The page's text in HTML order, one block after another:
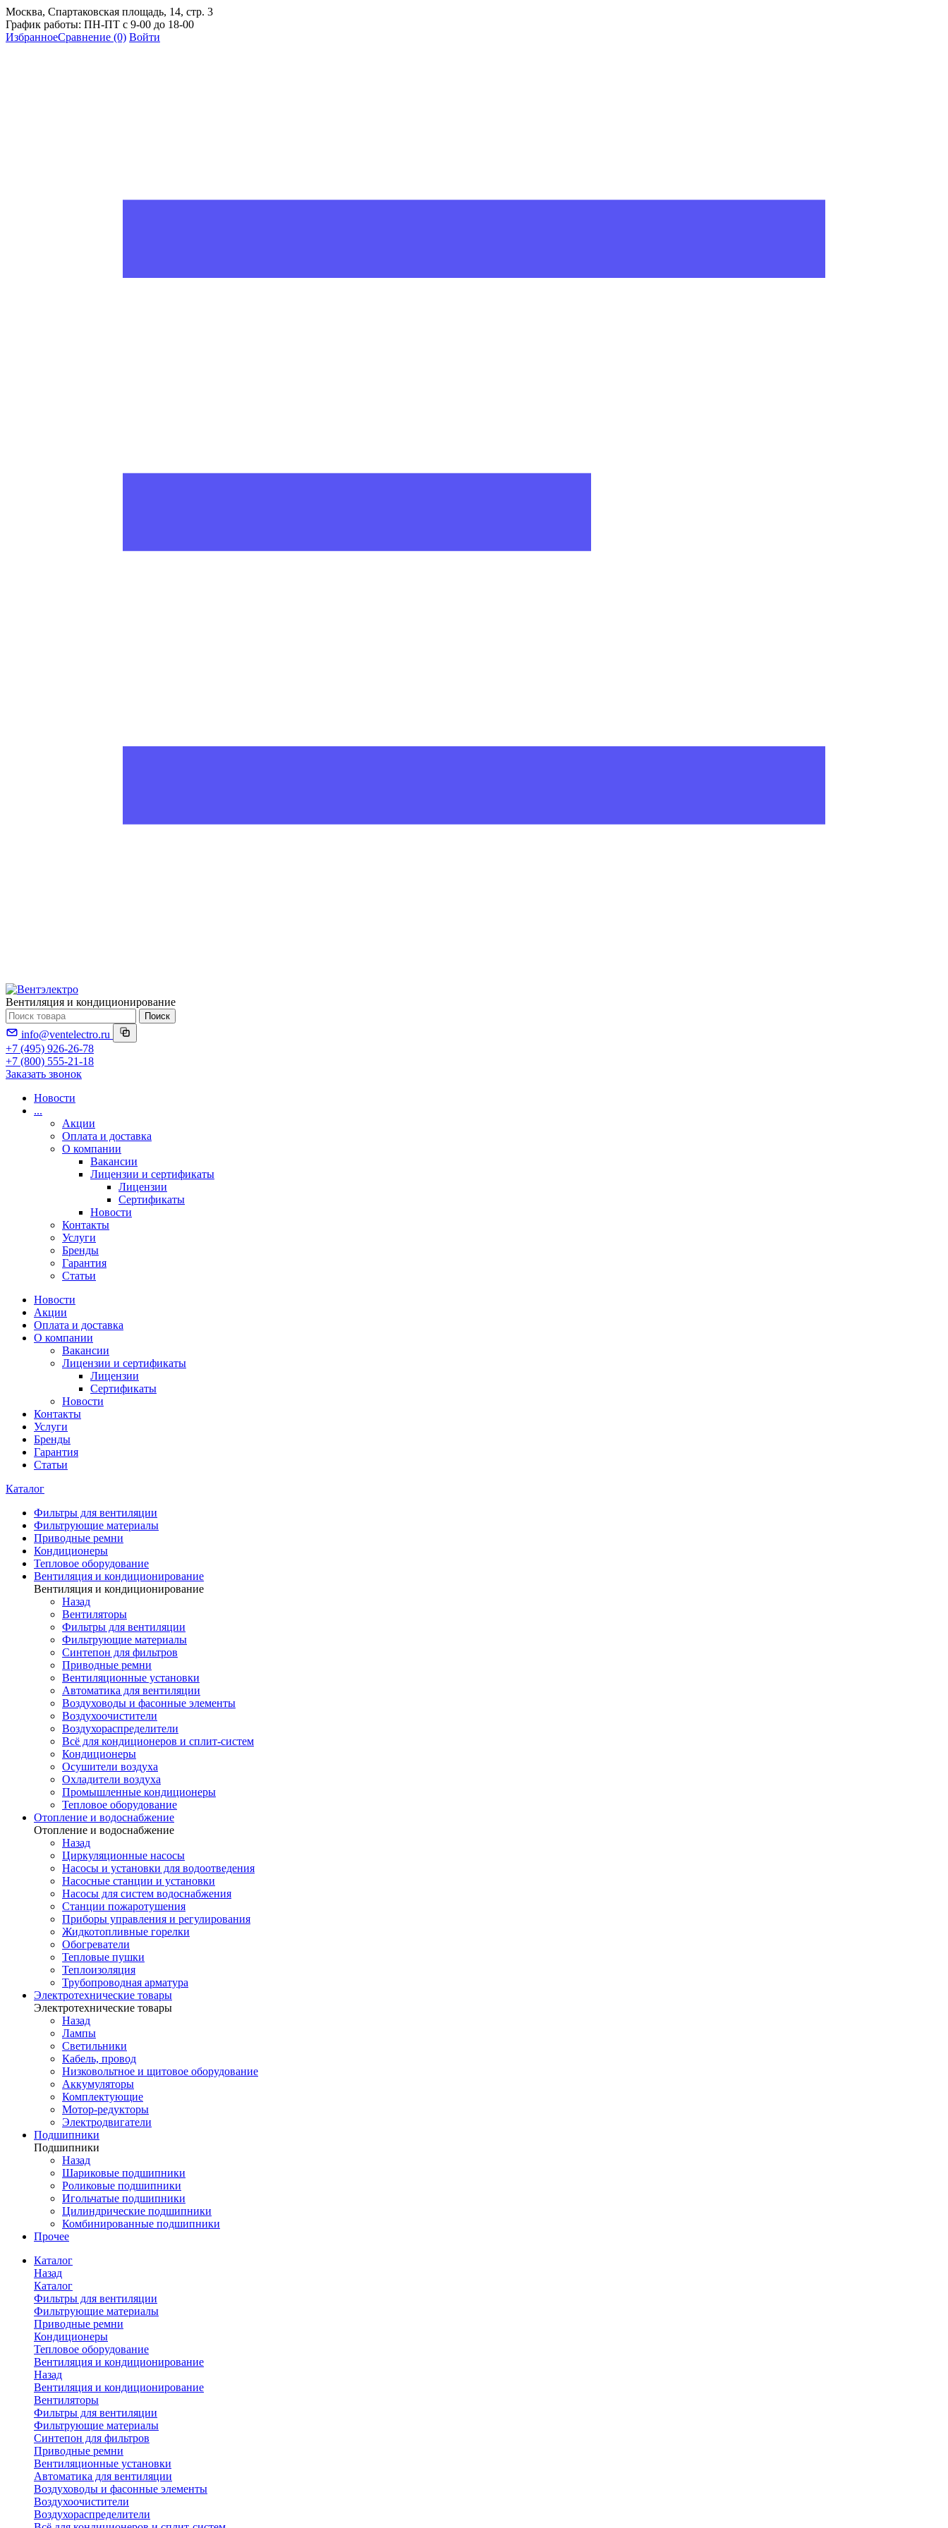
Москва, Спартаковская площадь, 14, стр. 3
График работы: ПН-ПТ с 9-00 до 18-00
ИзбранноеСравнение (0) Войти
Вентиляция и кондиционирование
Поиск
info@ventelectro.ru
+7 (495) 926-26-78
+7 (800) 555-21-18
Заказать звонок
Новости
...
Акции
Оплата и доставка
О компании
Вакансии
Лицензии и сертификаты
Лицензии
Сертификаты
Новости
Контакты
Услуги
Бренды
Гарантия
Статьи
Новости
Акции
Оплата и доставка
О компании
Вакансии
Лицензии и сертификаты
Лицензии
Сертификаты
Новости
Контакты
Услуги
Бренды
Гарантия
Статьи
Каталог
Фильтры для вентиляции
Фильтрующие материалы
Приводные ремни
Кондиционеры
Тепловое оборудование
Вентиляция и кондиционирование
Вентиляция и кондиционирование
Назад
Вентиляторы
Фильтры для вентиляции
Фильтрующие материалы
Синтепон для фильтров
Приводные ремни
Вентиляционные установки
Автоматика для вентиляции
Воздуховоды и фасонные элементы
Воздухоочистители
Воздухораспределители
Всё для кондиционеров и сплит-систем
Кондиционеры
Осушители воздуха
Охладители воздуха
Промышленные кондиционеры
Тепловое оборудование
Отопление и водоснабжение
Отопление и водоснабжение
Назад
Циркуляционные насосы
Насосы и установки для водоотведения
Насосные станции и установки
Насосы для систем водоснабжения
Станции пожаротушения
Приборы управления и регулирования
Жидкотопливные горелки
Обогреватели
Тепловые пушки
Теплоизоляция
Трубопроводная арматура
Электротехнические товары
Электротехнические товары
Назад
Лампы
Светильники
Кабель, провод
Низковольтное и щитовое оборудование
Аккумуляторы
Комплектующие
Мотор-редукторы
Электродвигатели
Подшипники
Подшипники
Назад
Шариковые подшипники
Роликовые подшипники
Игольчатые подшипники
Цилиндрические подшипники
Комбинированные подшипники
Прочее
Каталог
Назад
Каталог
Фильтры для вентиляции
Фильтрующие материалы
Приводные ремни
Кондиционеры
Тепловое оборудование
Вентиляция и кондиционирование
Назад
Вентиляция и кондиционирование
Вентиляторы
Фильтры для вентиляции
Фильтрующие материалы
Синтепон для фильтров
Приводные ремни
Вентиляционные установки
Автоматика для вентиляции
Воздуховоды и фасонные элементы
Воздухоочистители
Воздухораспределители